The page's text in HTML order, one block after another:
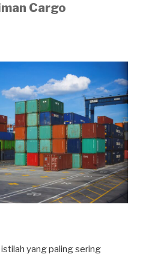
Cargo
yang paling sering